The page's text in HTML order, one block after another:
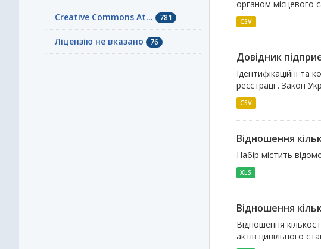
Creative Commons At... 781
Ліцензію не вказано 76
органом місцевого
CSV
Довідник
Ідентифікаційні та
реєстрації. Закон
CSV
Відношення
Набір містить
XLS
Відношення
Відношення
актів цивільного